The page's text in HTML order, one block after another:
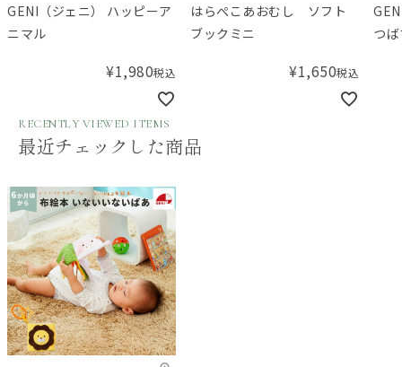
GENI（ジェニ） ハッピーア
ニマル
¥1,980税込
はらぺこあおむし ソフト
ブックミニ
¥1,650税込
つ
RECENTLY VIEWED ITEMS
最近チェックした商品